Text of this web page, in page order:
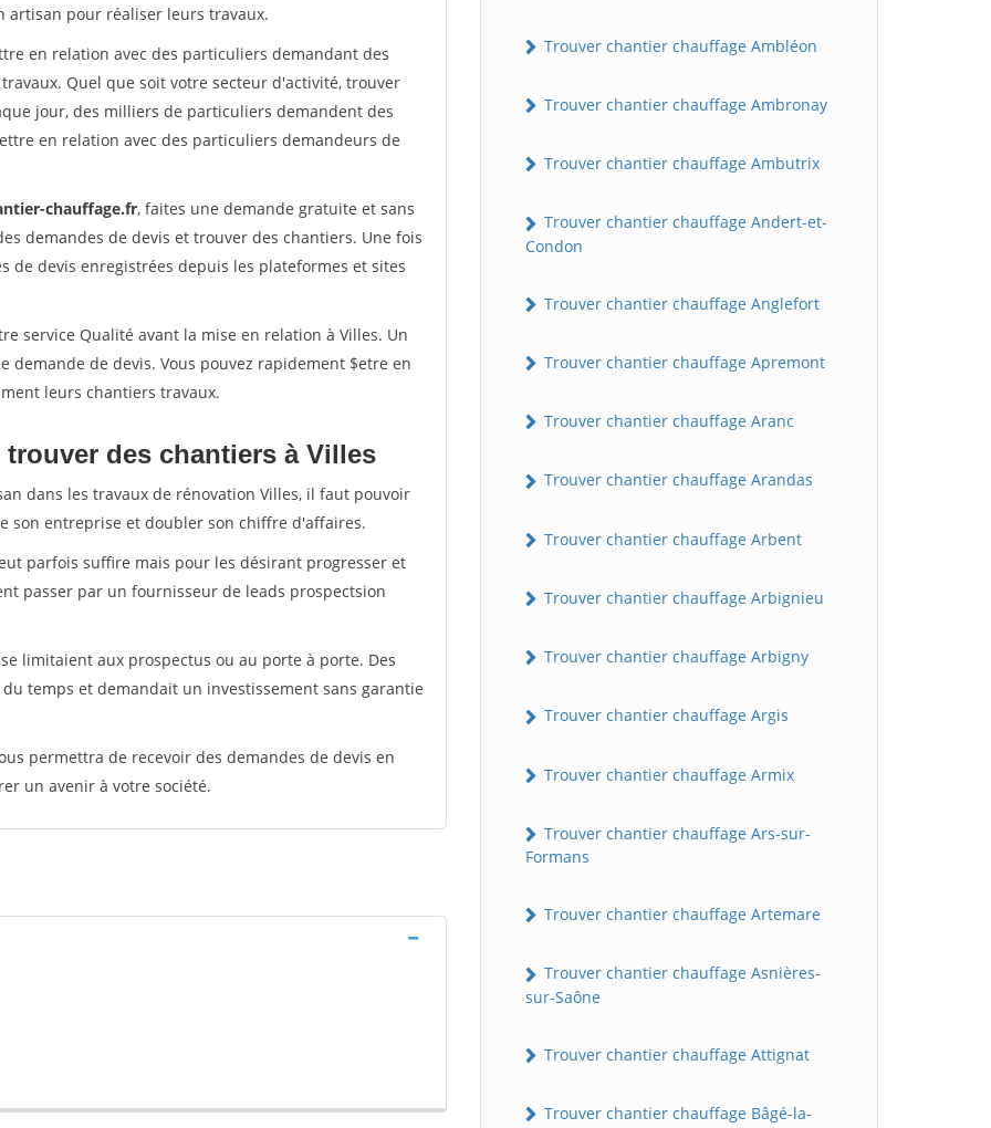
artisan pour réaliser leurs travaux.
en relation avec des particuliers demandant des
Quel que soit votre secteur d'activité, trouver
jour, des milliers de particuliers demandent des
en relation avec des particuliers demandeurs de
chauffage.fr, faites une demande gratuite et sans
demandes de devis et trouver des chantiers. Une fois
de devis enregistrées depuis les plateformes et sites
service Qualité avant la mise en relation à Villes. Un
de devis. Vous pouvez rapidement $etre en
leurs chantiers travaux.
des chantiers à Villes
dans les travaux de rénovation Villes, il faut pouvoir
son entreprise et doubler son chiffre d'affaires.
parfois suffire mais pour les désirant progresser et
passer par un fournisseur de leads prospectsion
limitaient aux prospectus ou au porte à porte. Des
temps et demandait un investissement sans garantie
permettra de recevoir des demandes de devis en
un avenir à votre société.
Trouver chantier chauffage Ambléon
Trouver chantier chauffage Ambronay
Trouver chantier chauffage Ambutrix
Trouver chantier chauffage Andert-et-
Condon
Trouver chantier chauffage Anglefort
Trouver chantier chauffage Apremont
Trouver chantier chauffage Aranc
Trouver chantier chauffage Arandas
Trouver chantier chauffage Arbent
Trouver chantier chauffage Arbignieu
Trouver chantier chauffage Arbigny
Trouver chantier chauffage Argis
Trouver chantier chauffage Armix
Trouver chantier chauffage Ars-sur-
Formans
Trouver chantier chauffage Artemare
Trouver chantier chauffage Asnières-
sur-Saône
Trouver chantier chauffage Attignat
Trouver chantier chauffage Bâgé-la-